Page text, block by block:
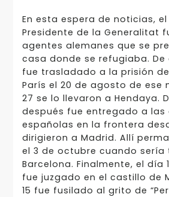
En esta espera de noticias,
Presidente de la Generalitat
agentes alemanes que se
casa donde se refugiaba. De
fue trasladado a la prisión
París el 20 de agosto de ese
27 se lo llevaron a Hendaya.
después fue entregado a las
españolas en la frontera
dirigieron a Madrid. Allí
el 3 de octubre cuando
Barcelona. Finalmente, el día
fue juzgado en el castillo de
15 fue fusilado al grito de